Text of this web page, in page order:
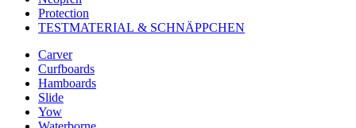
Protection
TESTMATERIAL & SCHNÄPPCHEN
Carver
Curfboards
Hamboards
Slide
Yow